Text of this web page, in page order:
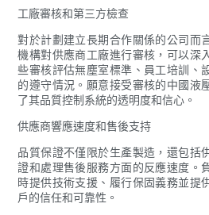
工廠審核和第三方檢查
對於計劃建立長期合作關係的公司而
機構對供應商工廠進行審核，可以深
些審核評估無塵室標準、員工培訓、
的遵守情況。願意接受審核的中國液
了其品質控制系統的透明度和信心。
供應商響應速度和售後支持
品質保證不僅限於生產製造，還包括
證和處理售後服務方面的反應速度。
時提供技術支援、履行保固義務並提
戶的信任和可靠性。